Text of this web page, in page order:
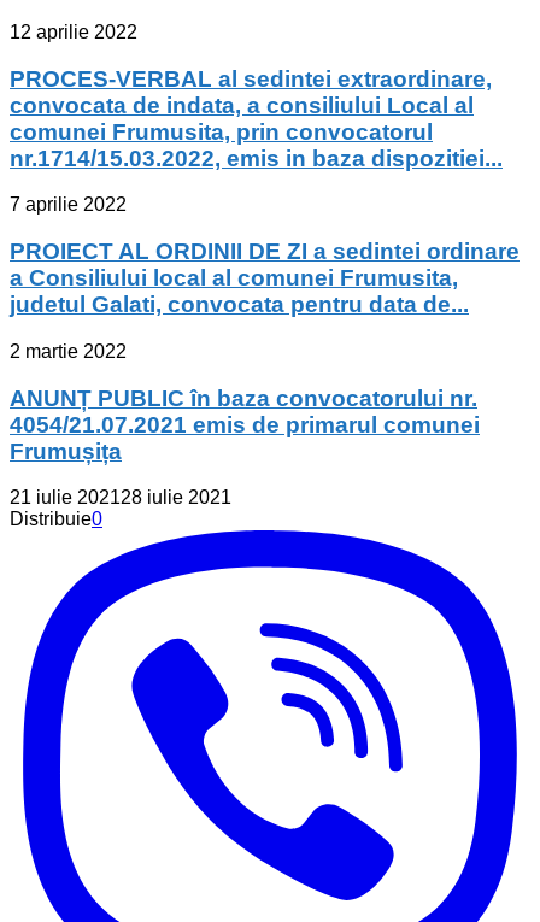
12 aprilie 2022
PROCES-VERBAL al sedintei extraordinare,
convocata de indata, a consiliului Local al
comunei Frumusita, prin convocatorul
nr.1714/15.03.2022, emis in baza dispozitiei...
7 aprilie 2022
PROIECT AL ORDINII DE ZI a sedintei ordinare
a Consiliului local al comunei Frumusita,
judetul Galati, convocata pentru data de...
2 martie 2022
ANUNȚ PUBLIC în baza convocatorului nr.
4054/21.07.2021 emis de primarul comunei
Frumușița
21 iulie 202128 iulie 2021
Distribuie0